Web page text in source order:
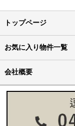
トップページ
お気に入り物件一覧
会社概要